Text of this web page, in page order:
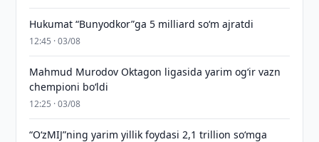
Hukumat “Bunyodkor”ga 5 milliard so‘m ajratdi
12:45 · 03/08
Mahmud Murodov Oktagon ligasida yarim og‘ir vazn
chempioni bo‘ldi
12:25 · 03/08
“O‘zMIJ”ning yarim yillik foydasi 2,1 trillion so‘mga